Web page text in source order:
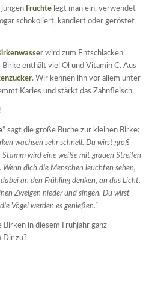
Früchtelegt man ein, verwendet
schokoliert, kandiert oder geröstet
wird zum Entschlacken
enthält viel Öl und Vitamin C. Aus
. Wir kennen ihn vor allem unter
Karies und stärkt das Zahnfleisch.
“ sagt die große Buche zur kleinen Birke:
wachsen sehr schnell. Du wirst groß
wird eine weiße mit grauen Streifen
dich die Menschen leuchten sehen,
an den Frühling denken, an das Licht.
Zweigen nieder und singen. Du wirst
Vögel werden es genießen.“
in diesem Frühjahr ganz
Dir zu?